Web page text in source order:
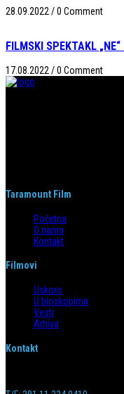
28.09.2022 /0 Comment
FILMSKI SPEKTAKL
17.08.2022 /0 Comment
Taramount Film
Početna
O nama
Kontakt
Filmovi
Uskoro
U bioskopima
Vesti
Arhiva
Kontakt